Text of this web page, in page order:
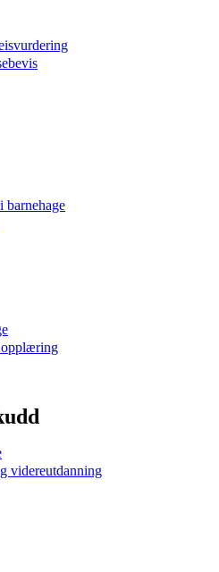
barnehage
opplæring
videreutdanning